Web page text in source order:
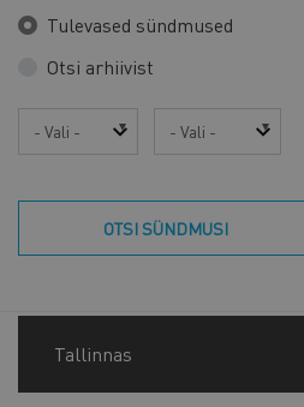
Tulevased sündmused
Otsi arhiivist
Aasta Kuu
OTSI SÜNDMUSI
Tallinnas